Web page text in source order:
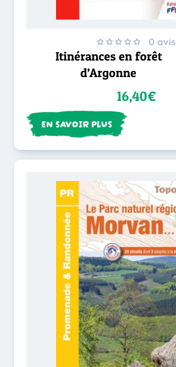
0 avis
Itinérances en forêt
d’Argonne
16,40€
EN SAVOIR PLUS